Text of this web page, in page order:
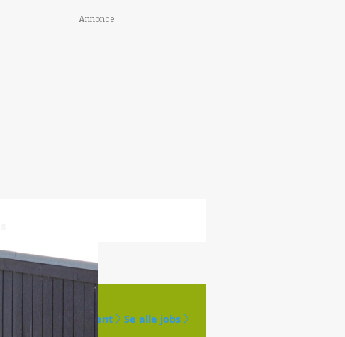
Annonce
Opret agent Se alle jobs